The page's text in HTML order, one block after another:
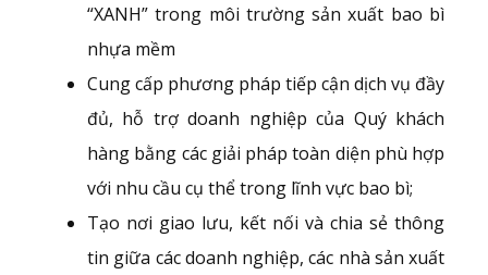
“XANH” trong môi trường sản xuất bao bì
nhựa mềm
Cung cấp phương pháp tiếp cận dịch vụ đầy
đủ, hỗ trợ doanh nghiệp của Quý khách
hàng bằng các giải pháp toàn diện phù hợp
với nhu cầu cụ thể trong lĩnh vực bao bì;
Tạo nơi giao lưu, kết nối và chia sẻ thông
tin giữa các doanh nghiệp, các nhà sản xuất